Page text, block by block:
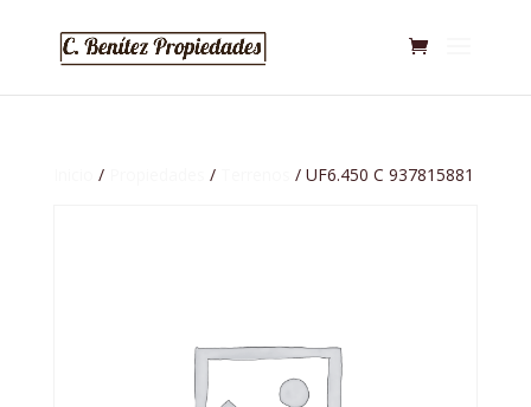
/ / / UF6.450 C 937815881